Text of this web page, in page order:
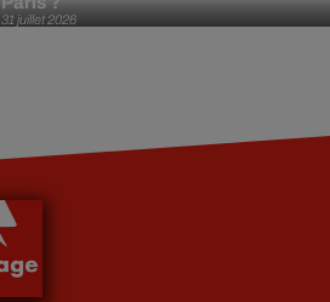
31 juillet 2026